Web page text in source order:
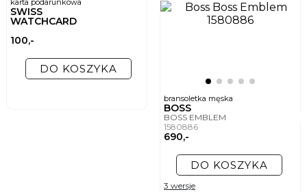
SWISS
WATCHCARD
100,-
DO KOSZYKA
bransoletka męska
BOSS
BOSS EMBLEM
1580886
690,-
DO KOSZYKA
3 wersje